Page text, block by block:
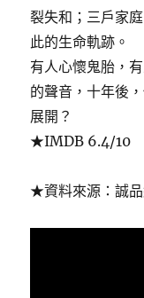
裂失和；三戶家
此的生命軌跡。
有人心懷鬼胎，
的聲音，十年後
展開？
★IMDB 6.4/10
★資料來源：誠